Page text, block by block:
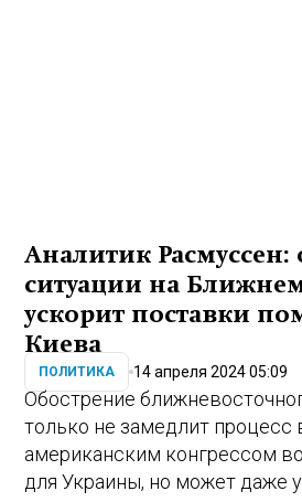
Аналитик Расмуссен:
ситуации на
ускорит поставки
Киева
ПОЛИТИКА 14 апреля 2024 05:09
Обострение
только не замедлит процесс
американским конгрессом
для Украины, но может даже